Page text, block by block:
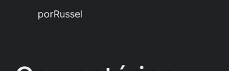
porRussel